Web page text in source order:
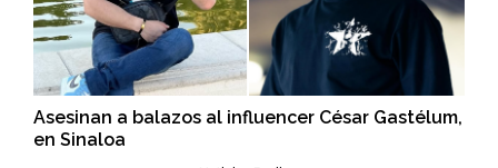
Asesinan a balazos al influencer César Gastélum,
en Sinaloa